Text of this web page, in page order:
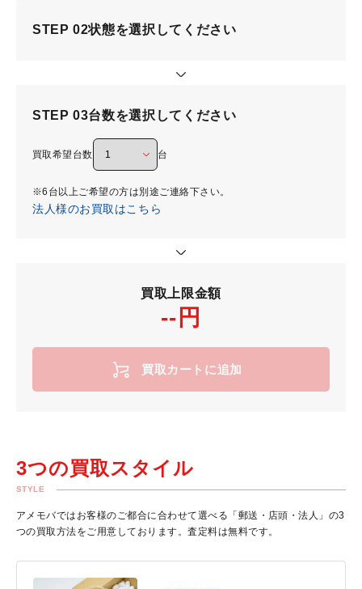
STEP 02状態を選択してください
STEP 03台数を選択してください
買取希望台数 台
※6台以上ご希望の方は別途ご連絡下さい。
法人様のお買取はこちら
買取上限金額
--円
買取カートに追加
3つの買取スタイル
STYLE
アメモバではお客様のご都合に合わせて選べる「郵送・店頭・法人」の3
つの買取方法をご用意しております。査定料は無料です。